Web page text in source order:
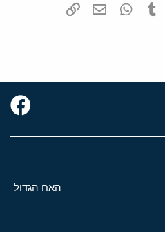
Pinterest
Tumblr
WhatsAppדואר אלקטרוני
האח הגדול